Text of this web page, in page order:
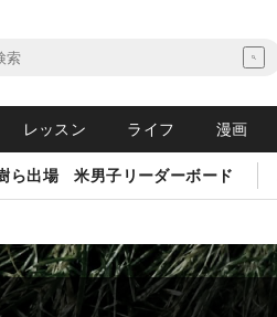
レッスン ライフ 漫画
ら出場 米男子リーダーボード